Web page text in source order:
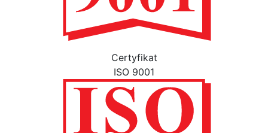
Certyfikat
ISO 9001